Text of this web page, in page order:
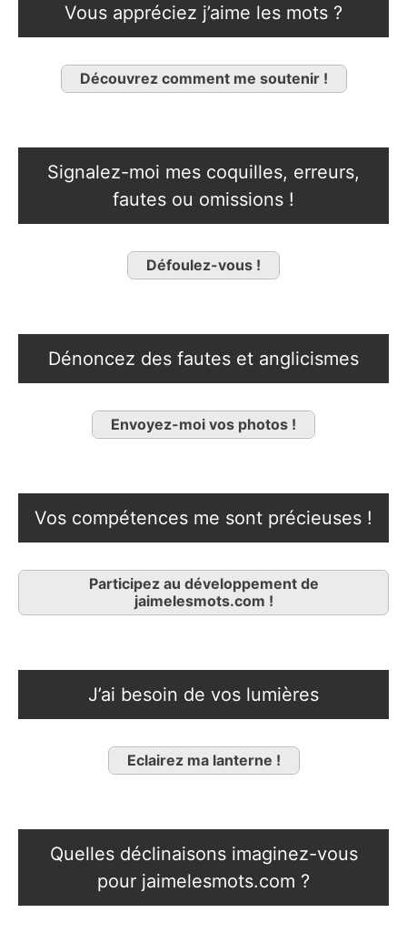
Vous appréciez j’aime les mots ?
Découvrez comment me soutenir !
Signalez-moi mes coquilles, erreurs,
fautes ou omissions !
Défoulez-vous !
Dénoncez des fautes et anglicismes
Envoyez-moi vos photos !
Vos compétences me sont précieuses !
Participez au développement de
jaimelesmots.com !
J’ai besoin de vos lumières
Eclairez ma lanterne !
Quelles déclinaisons imaginez-vous
pour jaimelesmots.com ?